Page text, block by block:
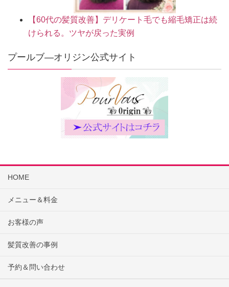
【60代の髪質改善】デリケート毛でも縮毛矯正は続
けられる。ツヤが戻った実例
プールブ―オリジン公式サイト
HOME
メニュー＆料金
お客様の声
髪質改善の事例
予約＆問い合わせ